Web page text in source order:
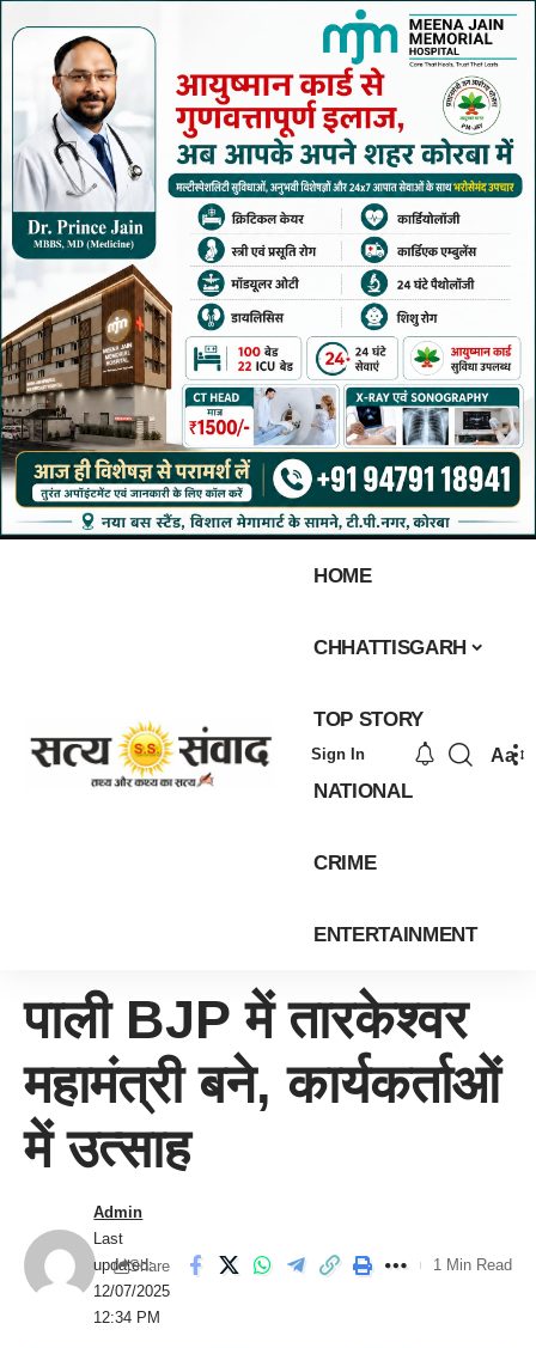
HOME
CHHATTISGARH
TOP STORY
NATIONAL
CRIME
ENTERTAINMENT
Sign In Aa
पाली BJP में तारकेश्वर
महामंत्री बने, कार्यकर्ताओं
में उत्साह
Last
updated:
12/07/2025
12:34 PM
Admin
Share 1 Min Read